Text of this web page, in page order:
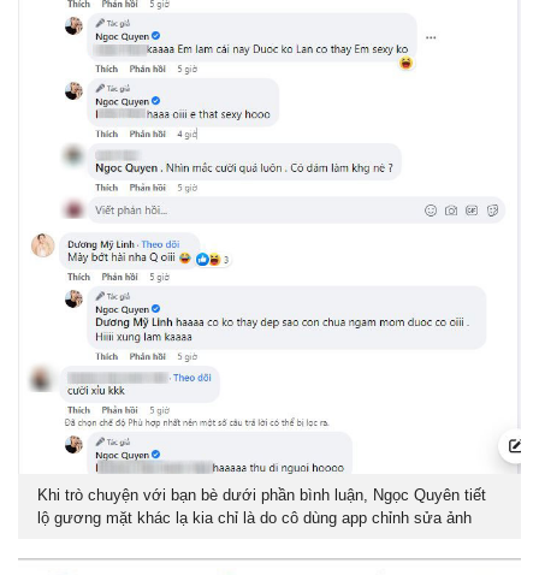
Khi trò chuyện với bạn bè dưới phần bình luận, Ngọc Quyên tiết
lộ gương mặt khác lạ kia chỉ là do cô dùng app chỉnh sửa ảnh